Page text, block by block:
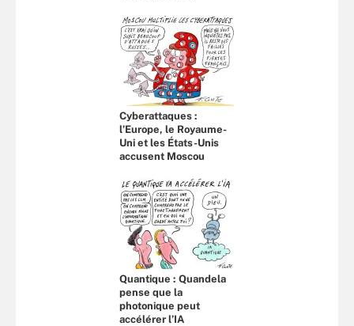
Cyberattaques :
l’Europe, le Royaume-
Uni et les États-Unis
accusent Moscou
Quantique : Quandela
pense que la
photonique peut
accélérer l’IA